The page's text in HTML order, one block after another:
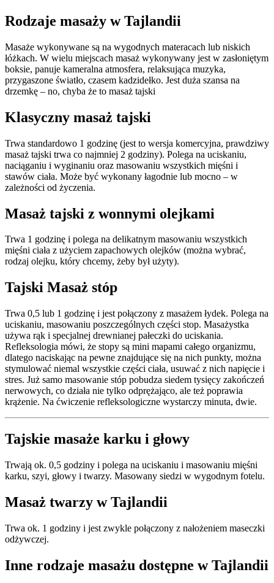
Rodzaje masaży w Tajlandii
Masaże wykonywane są na wygodnych materacach lub niskich
łóżkach. W wielu miejscach masaż wykonywany jest w zasłoniętym
boksie, panuje kameralna atmosfera, relaksująca muzyka,
przygaszone światło, czasem kadzidełko. Jest duża szansa na
drzemkę – no, chyba że to masaż tajski
Klasyczny masaż tajski
Trwa standardowo 1 godzinę (jest to wersja komercyjna, prawdziwy
masaż tajski trwa co najmniej 2 godziny). Polega na uciskaniu,
naciąganiu i wyginaniu oraz masowaniu wszystkich mięśni i
stawów ciała. Może być wykonany łagodnie lub mocno – w
zależności od życzenia.
Masaż tajski z wonnymi olejkami
Trwa 1 godzinę i polega na delikatnym masowaniu wszystkich
mięśni ciała z użyciem zapachowych olejków (można wybrać,
rodzaj olejku, który chcemy, żeby był użyty).
Tajski Masaż stóp
Trwa 0,5 lub 1 godzinę i jest połączony z masażem łydek. Polega na
uciskaniu, masowaniu poszczególnych części stop. Masażystka
używa rąk i specjalnej drewnianej pałeczki do uciskania.
Refleksologia mówi, że stopy są mini mapami całego organizmu,
dlatego naciskając na pewne znajdujące się na nich punkty, można
stymulować niemal wszystkie części ciała, usuwać z nich napięcie i
stres. Już samo masowanie stóp pobudza siedem tysięcy zakończeń
nerwowych, co działa nie tylko odprężająco, ale też poprawia
krążenie. Na ćwiczenie refleksologiczne wystarczy minuta, dwie.
Tajskie masaże karku i głowy
Trwają ok. 0,5 godziny i polega na uciskaniu i masowaniu mięśni
karku, szyi, głowy i twarzy. Masowany siedzi w wygodnym fotelu.
Masaż twarzy w Tajlandii
Trwa ok. 1 godziny i jest zwykle połączony z nałożeniem maseczki
odżywczej.
Inne rodzaje masażu dostępne w Tajlandii